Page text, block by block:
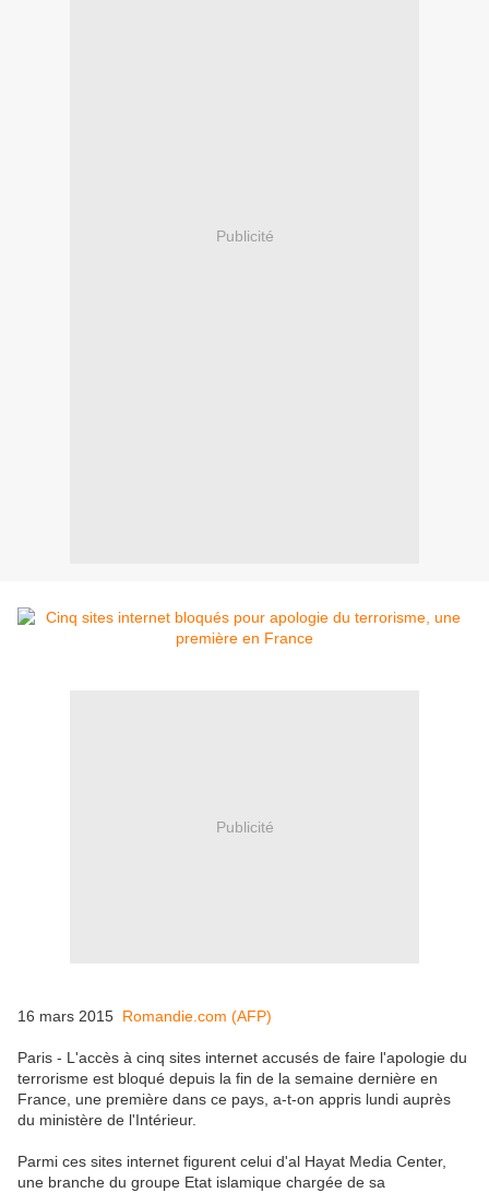
Publicité
Publicité
16 mars 2015 Romandie.com (AFP)
Paris - L'accès à cinq sites internet accusés de faire l'apologie du
terrorisme est bloqué depuis la fin de la semaine dernière en
France, une première dans ce pays, a-t-on appris lundi auprès
du ministère de l'Intérieur.
Parmi ces sites internet figurent celui d'al Hayat Media Center,
une branche du groupe Etat islamique chargée de sa